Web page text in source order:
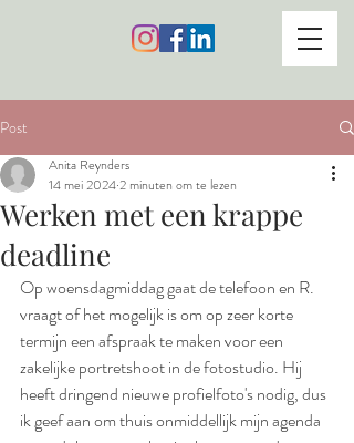
Post
Werken met een krappe
deadline
Anita Reynders
14 mei 20242 minuten om te lezen
Op woensdagmiddag gaat de telefoon en R.
vraagt of het mogelijk is om op zeer korte
termijn een afspraak te maken voor een
zakelijke portretshoot in de fotostudio. Hij
heeft dringend nieuwe profielfoto's nodig, dus
ik geef aan om thuis onmiddellijk mijn agenda